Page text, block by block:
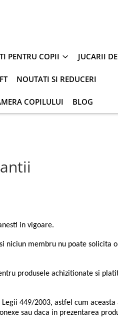
PENTRU COPII JUCARII
NOUTATI SI REDUCERI
COPILULUI BLOG
in vigoare.
niciun membru nu poate solicita
produsele achizitionate si
449/2003, astfel cum aceasta
sau daca in prezentarea